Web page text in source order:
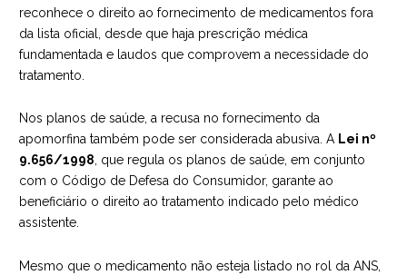
reconhece o direito ao fornecimento de medicamentos fora
da lista oficial, desde que haja prescrição médica
fundamentada e laudos que comprovem a necessidade do
tratamento.
Nos planos de saúde, a recusa no fornecimento da
apomorfina também pode ser considerada abusiva. A Lei nº
9.656/1998 , que regula os planos de saúde, em conjunto
com o Código de Defesa do Consumidor, garante ao
beneficiário o direito ao tratamento indicado pelo médico
assistente.
Mesmo que o medicamento não esteja listado no rol da ANS,